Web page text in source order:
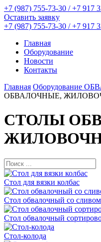
+7 (987) 755-73-30 / +7 917
Оставить заявку
+7 (987) 755-73-30 / +7 917
Главная
Оборудование
Новости
Контакты
Главная Оборудование
ОБВАЛОЧНЫЕ,
СТОЛЫ
Стол для вязки колбас
Стол обвалочный со сливом
Стол обвалочный
Стол-колода